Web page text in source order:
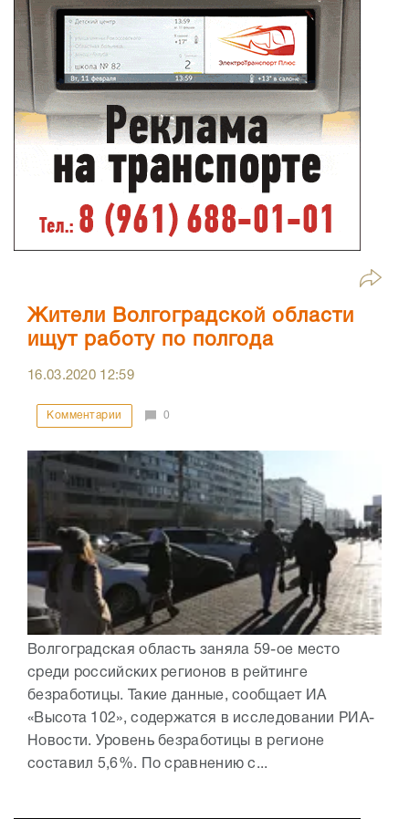
Жители Волгоградской области
ищут работу по полгода
16.03.2020 12:59
Комментарии 0
Волгоградская область заняла 59-ое место
среди российских регионов в рейтинге
безработицы. Такие данные, сообщает ИА
«Высота 102», содержатся в исследовании РИА-
Новости. Уровень безработицы в регионе
составил 5,6%. По сравнению с...